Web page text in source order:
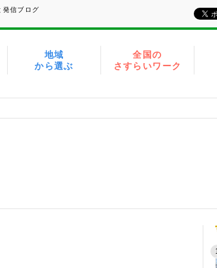
発信ブログ
地域
から選ぶ
全国の
さすらいワーク